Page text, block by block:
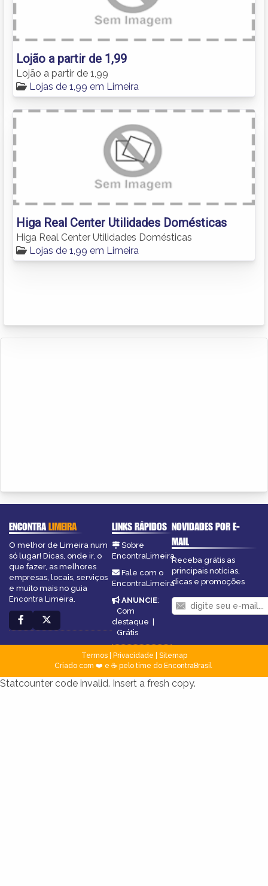
Lojão a partir de 1,99
Lojão a partir de 1,99
Lojas de 1,99 em Limeira
Higa Real Center Utilidades Domésticas
Higa Real Center Utilidades Domésticas
Lojas de 1,99 em Limeira
ENCONTRALIMEIRA
O melhor de Limeira num
só lugar! Dicas, onde ir, o
que fazer, as melhores
empresas, locais, serviços
e muito mais no guia
Encontra Limeira.
LINKS RÁPIDOS
Sobre
EncontraLimeira
Fale com o
EncontraLimeira
ANUNCIE:
Com
destaque |
Grátis
NOVIDADES POR E-
MAIL
Receba grátis as
principais notícias,
dicas e promoções
Termos| Privacidade
Sitemap
Criado com ❤️ e ☕ pelo time do EncontraBrasil
Statcounter code invalid. Insert a fresh copy.